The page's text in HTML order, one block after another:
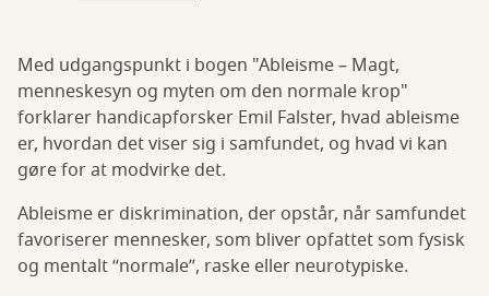
Med udgangspunkt i bogen "Ableisme – Magt,
menneskesyn og myten om den normale krop"
forklarer handicapforsker Emil Falster, hvad ableisme
er, hvordan det viser sig i samfundet, og hvad vi kan
gøre for at modvirke det.
Ableisme er diskrimination, der opstår, når samfundet
favoriserer mennesker, som bliver opfattet som fysisk
og mentalt “normale”, raske eller neurotypiske.